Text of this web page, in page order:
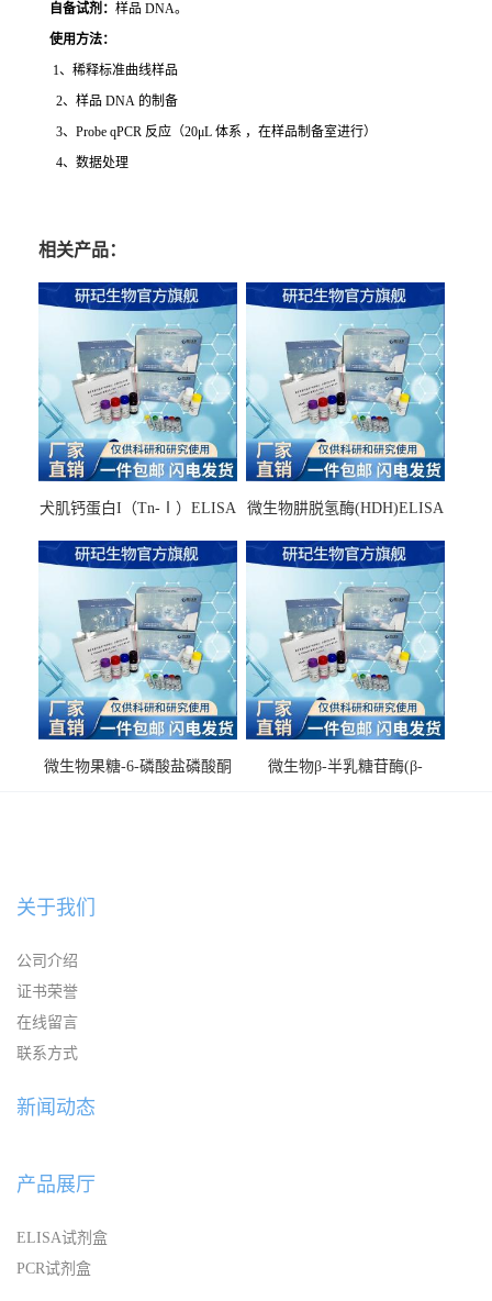
自备试剂： 样品 DNA。
使用方法：
1、稀释标准曲线样品
2、样品 DNA 的制备
3、Probe qPCR 反应（20μL 体系 ，在样品制备室进行）
4、数据处理
相关产品：
犬肌钙蛋白I（Tn-Ⅰ）ELISA
微生物肼脱氢酶(HDH)ELISA
微生物果糖-6-磷酸盐磷酸酮
微生物β-半乳糖苷酶(β-
关于我们
公司介绍
证书荣誉
在线留言
联系方式
新闻动态
产品展厅
ELISA试剂盒
PCR试剂盒